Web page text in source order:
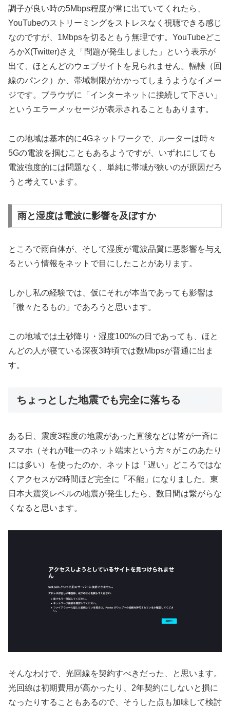
調子が良い時の5Mbps程度が常に出ていてくれたら、
YouTubeのストリーミングをストレスなく視聴できる感じ
なのですが、1Mbpsを切るともう無理です。YouTubeどこ
ろかX(Twitter)さえ「問題が発生しました」という表示が
出て、ほとんどのウェブサイトを見られません。輻輳（回
線のパンク）か、帯域制限がかかってしまうようなイメー
ジです。ブラウザに「インターネットに接続して下さい」
というエラーメッセージが表示されることもあります。
この地域は基本的に4Gネットワークで、ルーターは時々
5Gの電波を掴むこともあるようですが、いずれにしても
電波強度的には問題なく、単純に帯域が狭いのが原因だろ
うと考えています。
雨と湿度は電波に影響を及ぼすか
ところで雨自体が、そして湿度が電波品質に悪影響を与え
るという情報をネットで目にしたことがあります。
しかし私の経験では、仮にそれが本当であっても影響は
「微々たるもの」であろうと思います。
この地域では土砂降り・湿度100%の日であっても、ほと
んどの人が寝ている深夜3時頃では数Mbpsが普通に出ま
す。
ちょっとした地震でも完全に落ちる
ある日、震度3程度の地震があった直後などは皆が一斉に
スマホ（それが唯一のネット端末という方々がこのあたり
には多い）を使ったのか、ネットは「遅い」どころではな
くアクセスが2時間ほど完全に「不能」になりました。東
日本大震災レベルの地震が発生したら、数日間は繋がらな
くなると思います。
そんなわけで、光回線を契約すべきだった、と思います。
光回線は初期費用が高かったり、2年契約にしないと損に
なったりすることもあるので、そうした点も加味して検討